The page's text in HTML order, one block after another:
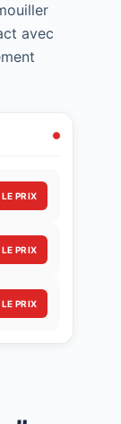
avec
PRIX
PRIX
PRIX